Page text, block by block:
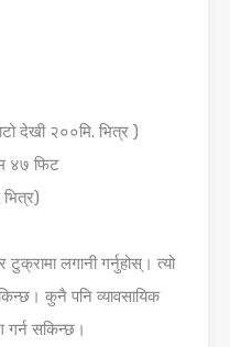
देखी २००मि. भित्र )
४७ फिट
लगानी गर्नुहोस्। त्यो
कुनै पनि व्यावसायिक
गर्न सकिन्छ।